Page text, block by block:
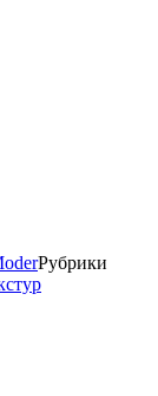
Рубрики